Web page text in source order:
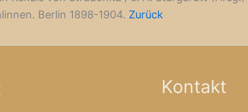
Berlin 1898-1904. Zurück
Kontakt